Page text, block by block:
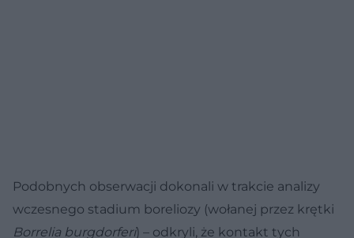
Podobnych obserwacji dokonali w trakcie analizy
wczesnego stadium boreliozy (wołanej przez krętki
Borrelia burgdorferi) – odkryli, że kontakt tych